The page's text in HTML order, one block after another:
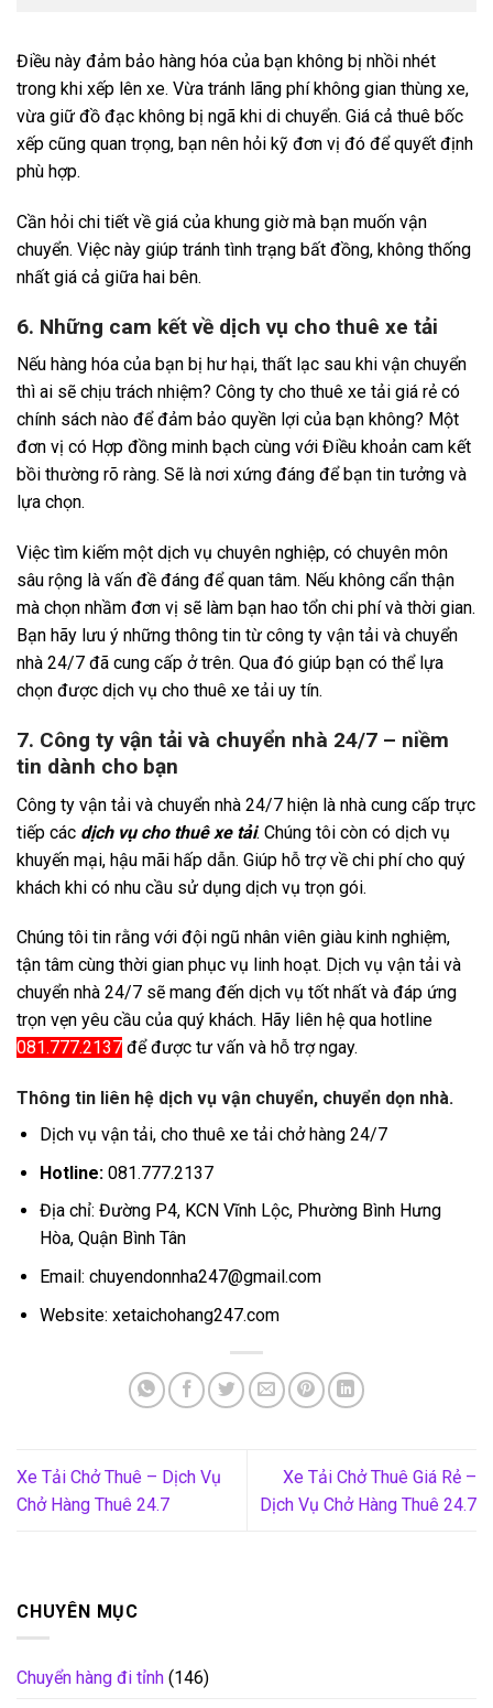
Điều này đảm bảo hàng hóa của bạn không bị nhồi nhét
trong khi xếp lên xe. Vừa tránh lãng phí không gian thùng xe,
vừa giữ đồ đạc không bị ngã khi di chuyển. Giá cả thuê bốc
xếp cũng quan trọng, bạn nên hỏi kỹ đơn vị đó để quyết định
phù hợp.
Cần hỏi chi tiết về giá của khung giờ mà bạn muốn vận
chuyển. Việc này giúp tránh tình trạng bất đồng, không thống
nhất giá cả giữa hai bên.
6. Những cam kết về dịch vụ cho thuê xe tải
Nếu hàng hóa của bạn bị hư hại, thất lạc sau khi vận chuyển
thì ai sẽ chịu trách nhiệm? Công ty cho thuê xe tải giá rẻ có
chính sách nào để đảm bảo quyền lợi của bạn không? Một
đơn vị có Hợp đồng minh bạch cùng với Điều khoản cam kết
bồi thường rõ ràng. Sẽ là nơi xứng đáng để bạn tin tưởng và
lựa chọn.
Việc tìm kiếm một dịch vụ chuyên nghiệp, có chuyên môn
sâu rộng là vấn đề đáng để quan tâm. Nếu không cẩn thận
mà chọn nhầm đơn vị sẽ làm bạn hao tổn chi phí và thời gian.
Bạn hãy lưu ý những thông tin từ công ty vận tải và chuyển
nhà 24/7 đã cung cấp ở trên. Qua đó giúp bạn có thể lựa
chọn được dịch vụ cho thuê xe tải uy tín.
7. Công ty vận tải và chuyển nhà 24/7 – niềm
tin dành cho bạn
Công ty vận tải và chuyển nhà 24/7 hiện là nhà cung cấp trực
tiếp các dịch vụ cho thuê xe tải. Chúng tôi còn có dịch vụ
khuyến mại, hậu mãi hấp dẫn. Giúp hỗ trợ về chi phí cho quý
khách khi có nhu cầu sử dụng dịch vụ trọn gói.
Chúng tôi tin rằng với đội ngũ nhân viên giàu kinh nghiệm,
tận tâm cùng thời gian phục vụ linh hoạt. Dịch vụ vận tải và
chuyển nhà 24/7 sẽ mang đến dịch vụ tốt nhất và đáp ứng
trọn vẹn yêu cầu của quý khách. Hãy liên hệ qua hotline
081.777.2137 để được tư vấn và hỗ trợ ngay.
Thông tin liên hệ dịch vụ vận chuyển, chuyển dọn nhà.
Dịch vụ vận tải, cho thuê xe tải chở hàng 24/7
Hotline:081.777.2137
Địa chỉ: Đường P4, KCN Vĩnh Lộc, Phường Bình Hưng
Hòa, Quận Bình Tân
Email: chuyendonnha247@gmail.com
Website: xetaichohang247.com
Xe Tải Chở Thuê – Dịch Vụ
Chở Hàng Thuê 24.7
Xe Tải Chở Thuê Giá Rẻ –
Dịch Vụ Chở Hàng Thuê 24.7
CHUYÊN MỤC
Chuyển hàng đi tỉnh (146)